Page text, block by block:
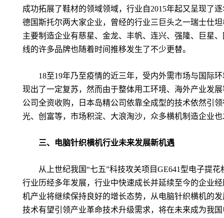
成功拓展了鞋材的领域领域，行业自2015年起又呈现了
德国斯托尔两大家企业，曾经的行业三巨头之一瑞士仕
主要制造企业有慈星、金龙、丰帆、连兴、强隆、巨星
线的许多品牌也随着时间推移发生了不少更替。
18至19年乃至疫情的近三年，受内外需市场与国际
现出了一定复苏，然而由于整体用工环境、海外产业发
公司全资收购，日本岛精公司依靠全成型的技术依然引
光、创富等，市场积淀、大浪淘沙，众多横机制造企业
三、电脑针织横机行业未来发展新机遇
从上世纪我国“七五”科技攻关项目GE641 型电子提花
行业历经多年发展，行业中快速成长并延续至今的企业
机产业将继续保持良好的增长态势，从电脑针织横机的
技术有望引领产业革命技术升级需求，将在未来成为我